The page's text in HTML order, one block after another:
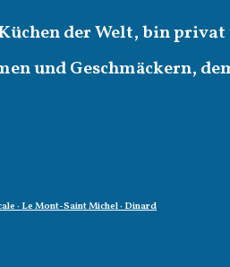
der Welt, bin
und Geschmäckern,
· Le Mont-Saint Michel · Dinard